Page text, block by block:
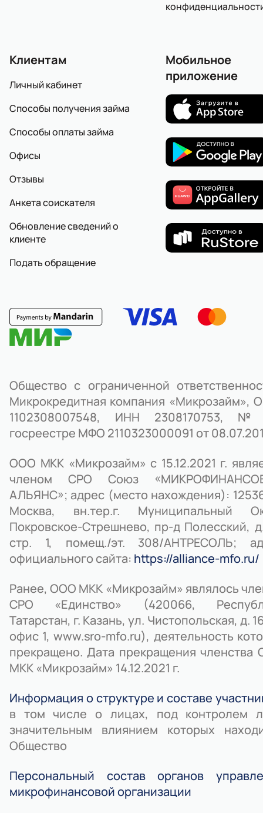
Клиентам
Личный кабинет
Способы получения займа
Способы оплаты займа
Офисы
Отзывы
Анкета соискателя
Обновление сведений о
клиенте
Подать обращение
Мобильное
приложение
Общество с ограниченной
Микрокредитная компания «Микрозайм»,
1102308007548, ИНН 2308170753,
госреестре МФО 2110323000091 от
ООО МКК «Микрозайм» с 15.12.2021 г.
членом СРО Союз
АЛЬЯНС»; адрес (место нахождения):
Москва, вн.тер.г. Муниципальный
Покровское-Стрешнево, пр-д Полесский,
стр. 1, помещ./эт. 308/АНТРЕСОЛЬ;
официального сайта: https://alliance-mfo.ru/
Ранее, ООО МКК «Микрозайм» являлось
СРО «Единство» (420066,
Татарстан, г. Казань, ул. Чистопольская, д.
офис 1, www.sro-mfo.ru), деятельность
прекращено. Дата прекращения членства
МКК «Микрозайм» 14.12.2021 г.
Информация о структуре и составе
в том числе о лицах, под контролем
значительным влиянием которых
Общество
Персональный состав органов
микрофинансовой организации